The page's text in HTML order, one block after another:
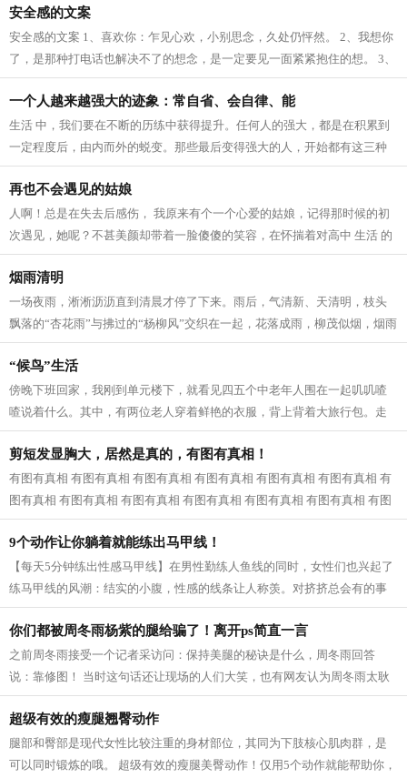
安全感的文案
安全感的文案 1、喜欢你：乍见心欢，小别思念，久处仍怦然。 2、我想你
了，是那种打电话也解决不了的想念，是一定要见一面紧紧抱住的想。 3、
我爱这个世界上的三件事：太阳，月...
一个人越来越强大的迹象：常自省、会自律、能
生活 中，我们要在不断的历练中获得提升。任何人的强大，都是在积累到
一定程度后，由内而外的蜕变。那些最后变得强大的人，开始都有这三种
迹象。 常自省 人生 路上，每个人的境...
再也不会遇见的姑娘
人啊！总是在失去后感伤， 我原来有个一个心爱的姑娘，记得那时候的初
次遇见，她呢？不甚美颜却带着一脸傻傻的笑容，在怀揣着对高中 生活 的
向往，在人群中拥挤寻找着我的老师...
烟雨清明
一场夜雨，淅淅沥沥直到清晨才停了下来。雨后，气清新、天清明，枝头
飘落的“杏花雨”与拂过的“杨柳风”交织在一起，花落成雨，柳茂似烟，烟雨
清明寄深情。 清明，逐雨而来。...
“候鸟”生活
傍晚下班回家，我刚到单元楼下，就看见四五个中老年人围在一起叽叽喳
喳说着什么。其中，有两位老人穿着鲜艳的衣服，背上背着大旅行包。走
近一看，原来是婆婆和公公，我已经快...
剪短发显胸大，居然是真的，有图有真相！
有图有真相 有图有真相 有图有真相 有图有真相 有图有真相 有图有真相 有
图有真相 有图有真相 有图有真相 有图有真相 有图有真相 有图有真相 有图
有真相...
9个动作让你躺着就能练出马甲线！
【每天5分钟练出性感马甲线】在男性勤练人鱼线的同时，女性们也兴起了
练马甲线的风潮：结实的小腹，性感的线条让人称羡。对挤挤总会有的事
业线，拥有马甲线的女性呈现的体态更...
你们都被周冬雨杨紫的腿给骗了！离开ps简直一言
之前周冬雨接受一个记者采访问：保持美腿的秘诀是什么，周冬雨回答
说：靠修图！ 当时这句话还让现场的人们大笑，也有网友认为周冬雨太耿
直，然而，看了一些没有后期修的图片之...
超级有效的瘦腿翘臀动作
腿部和臀部是现代女性比较注重的身材部位，其同为下肢核心肌肉群，是
可以同时锻炼的哦。 超级有效的瘦腿美臀动作！仅用5个动作就能帮助你，